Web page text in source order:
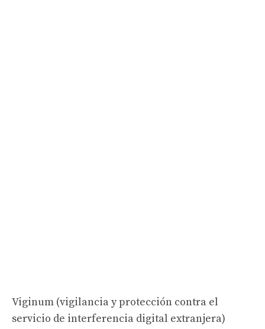
Viginum (vigilancia y protección contra el
servicio de interferencia digital extranjera)